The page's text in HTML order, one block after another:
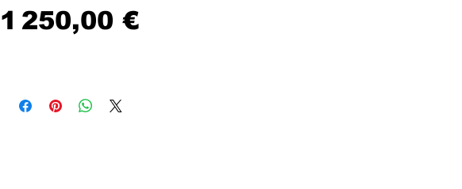
1 250,00 €Prix